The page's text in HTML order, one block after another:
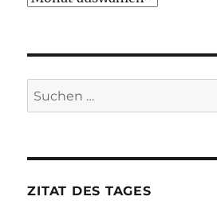
Suche
nach:
ZITAT DES TAGES